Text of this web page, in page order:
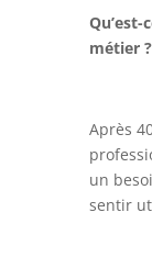
Qu’est-
métier ?
Après
un
sentir